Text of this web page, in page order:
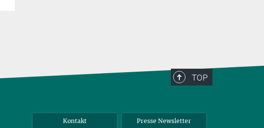
TOP
Kontakt Presse Newsletter